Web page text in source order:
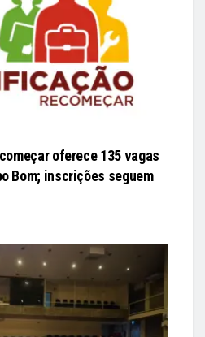
oferece 135 vagas
Bom; inscrições seguem